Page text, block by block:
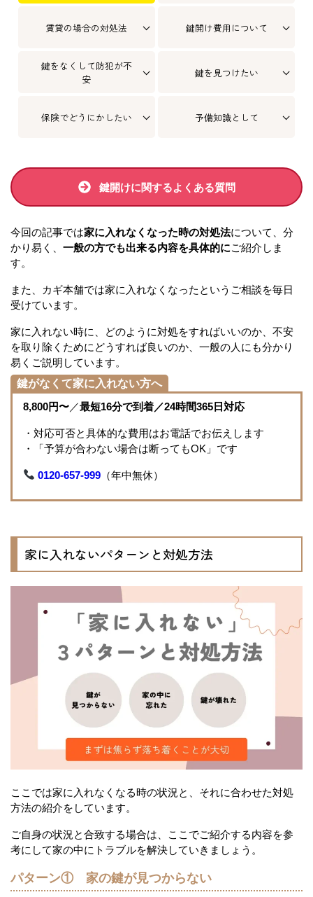
賃貸の場合の対処法 鍵開け費用について
鍵をなくして防犯が不
安
鍵を見つけたい
保険でどうにかしたい 予備知識として
鍵開けに関するよくある質問
今回の記事では家に入れなくなった時の対処法について、分
かり易く、 一般の方でも出来る内容を具体的にご紹介しま
す。
また、カギ本舗では家に入れなくなったというご相談を毎日
受けています。
家に入れない時に、どのように対処をすればいいのか、不安
を取り除くためにどうすれば良いのか、一般の人にも分かり
易くご説明しています。
鍵がなくて家に入れない方へ
8,800円〜／最短16分で到着／24時間365日対応
・対応可否と具体的な費用はお電話でお伝えします
・「予算が合わない場合は断ってもOK」です
0120-657-999 （年中無休）
家に入れないパターンと対処方法
ここでは家に入れなくなる時の状況と、それに合わせた対処
方法の紹介をしています。
ご自身の状況と合致する場合は、ここでご紹介する内容を参
考にして家の中にトラブルを解決していきましょう。
パターン① 家の鍵が見つからない